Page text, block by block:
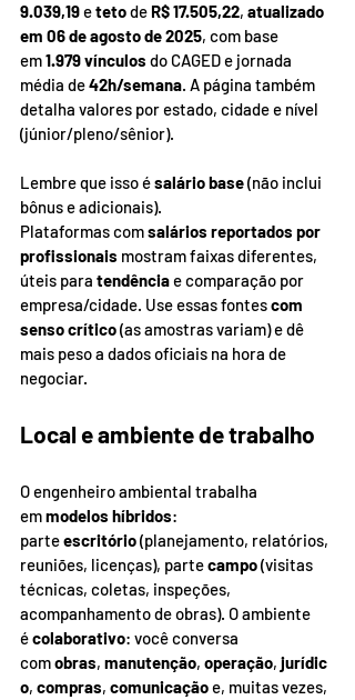
9.039,19 e teto de R$ 17.505,22, atualizado
em 06 de agosto de 2025, com base
em 1.979 vínculos do CAGED e jornada
média de 42h/semana. A página também
detalha valores por estado, cidade e nível
(júnior/pleno/sênior).
Lembre que isso é salário base (não inclui
bônus e adicionais).
Plataformas com salários reportados por
profissionais mostram faixas diferentes,
úteis para tendência e comparação por
empresa/cidade. Use essas fontes com
senso crítico (as amostras variam) e dê
mais peso a dados oficiais na hora de
negociar.
Local e ambiente de trabalho
O engenheiro ambiental trabalha
em modelos híbridos:
parte escritório (planejamento, relatórios,
reuniões, licenças), parte campo (visitas
técnicas, coletas, inspeções,
acompanhamento de obras). O ambiente
é colaborativo: você conversa
com obras, manutenção, operação, jurídic
o, compras, comunicação e, muitas vezes,